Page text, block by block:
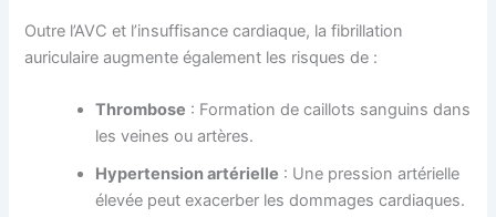
Outre l’AVC et l’insuffisance cardiaque, la fibrillation
auriculaire augmente également les risques de :
Thrombose : Formation de caillots sanguins dans
les veines ou artères.
Hypertension artérielle : Une pression artérielle
élevée peut exacerber les dommages cardiaques.